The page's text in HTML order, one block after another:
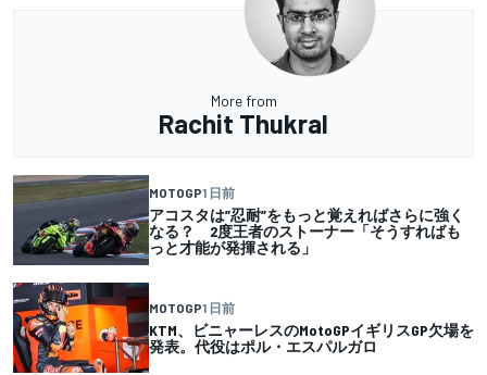
More from
Rachit Thukral
MOTOGP1 日前
アコスタは”忍耐”をもっと覚えればさらに強く
なる？ 2度王者のストーナー「そうすればも
っと才能が発揮される」
MOTOGP1 日前
KTM、ビニャーレスのMotoGPイギリスGP欠場を
発表。代役はポル・エスパルガロ